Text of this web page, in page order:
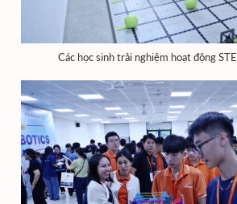
Các học sinh trải nghiệm hoạt động